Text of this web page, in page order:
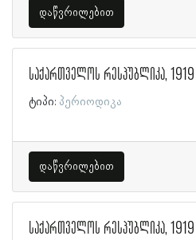
დაწვრილებით
საქართველოს რესპუბლიკა,
ტიპი: პერიოდიკა
დაწვრილებით
საქართველოს რესპუბლიკა,